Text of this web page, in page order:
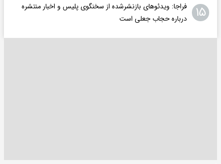
۱۵
فراجا: ویدئوهای بازنشرشده از سخنگوی پلیس و اخبار منتشره
درباره حجاب جعلی است